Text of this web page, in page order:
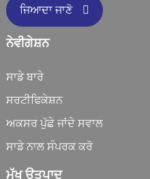
ਜਿਆਦਾ ਜਾਣੋ
ਨੇਵੀਗੇਸ਼ਨ
ਸਾਡੇ ਬਾਰੇ
ਸਰਟੀਫਿਕੇਸ਼ਨ
ਅਕਸਰ ਪੁੱਛੇ ਜਾਂਦੇ ਸਵਾਲ
ਸਾਡੇ ਨਾਲ ਸੰਪਰਕ ਕਰੋ
ਮੁੱਖ ਉਤਪਾਦ